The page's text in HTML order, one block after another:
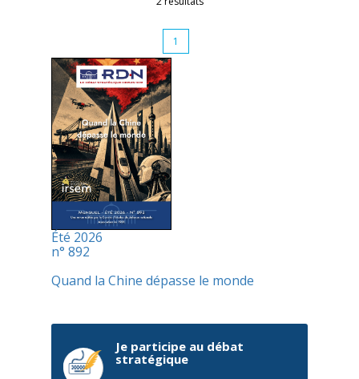
1
Été 2026
n° 892
Quand la Chine dépasse le monde
Je participe au débat
stratégique